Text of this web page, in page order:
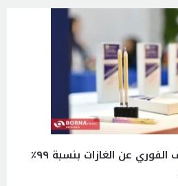
إيران توطّن تقنية الكشف الفوري عن الغازات بنسبة ٩٩٪